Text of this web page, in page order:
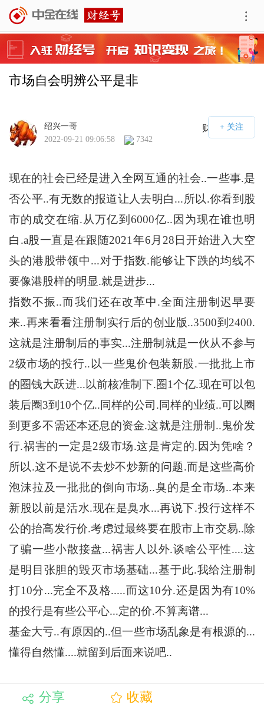
市场自会明辨公平是非
财经号APP
绍兴一哥
2022-09-21 09:06:58
7342
现在的社会已经是进入全网互通的社会..一些事.是
否公平..有无数的报道让人去明白...所以.你看到股
市的成交在缩.从万亿到6000亿..因为现在谁也明
白.a股一直是在跟随2021年6月28日开始进入大空
头的港股带领中...对于指数.能够让下跌的均线不
要像港股样的明显.就是进步...
指数不振..而我们还在改革中.全面注册制迟早要
来..再来看看注册制实行后的创业版..3500到2400.
这就是注册制后的事实...注册制就是一伙从不参与
2级市场的投行..以一些鬼价包装新股.一批批上市
的圈钱大跃进...以前核准制下.圈1个亿.现在可以包
装后圈3到10个亿..同样的公司.同样的业绩..可以圈
到更多不需还本还息的资金.这就是注册制..鬼价发
行.祸害的一定是2级市场.这是肯定的.因为凭啥？
所以.这不是说不去炒不炒新的问题.而是这些高价
泡沫拉及一批批的倒向市场..臭的是全市场..本来
新股以前是活水.现在是臭水...再说下.投行这样不
公的抬高发行价.考虑过最终要在股市上市交易..除
了骗一些小散接盘...祸害人以外.谈啥公平性....这
是明目张胆的毁灭市场基础...基于此.我给注册制
打10分...完全不及格.....而这10分.还是因为有10%
的投行是有些公平心...定的价.不算离谱...
基金大亏..有原因的..但一些市场乱象是有根源的...
懂得自然懂....就留到后面来说吧..
分享 收藏